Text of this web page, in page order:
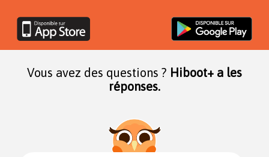
Vous avez des questions ? Hiboot+ a les
réponses.